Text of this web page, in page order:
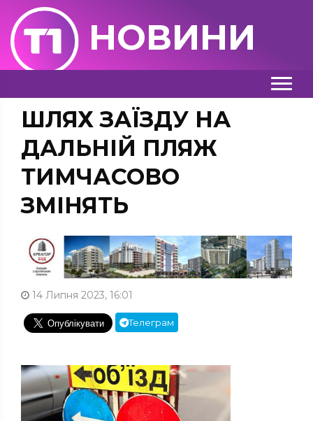
НОВИНИ
ШЛЯХ ЗАЇЗДУ НА
ДАЛЬНІЙ ПЛЯЖ
ТИМЧАСОВО
ЗМІНЯТЬ
14 Липня 2023, 16:01
Телеграм